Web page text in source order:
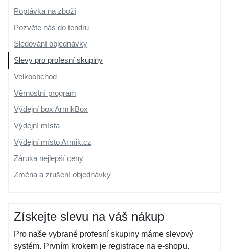
Poptávka na zboží
Pozvěte nás do tendru
Sledování objednávky
Slevy pro profesní skupiny
Velkoobchod
Věrnostní program
Výdejní box ArmikBox
Výdejní místa
Výdejní místo Armik.cz
Záruka nejlepší ceny
Změna a zrušení objednávky
Získejte slevu na váš nákup
Pro naše vybrané profesní skupiny máme slevový
systém. Prvním krokem je registrace na e-shopu.